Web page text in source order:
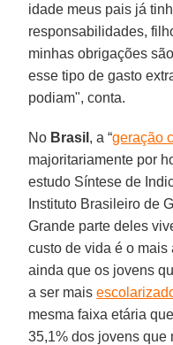
idade meus pais já
responsabilidades,
minhas obrigações
esse tipo de gasto
podiam", conta.
No Brasil , a “geração
majoritariamente por
estudo Síntese de
Instituto Brasileiro de
Grande parte deles
custo de vida é o mais
ainda que os jovens
a ser mais
mesma faixa etária
35,1% dos jovens que